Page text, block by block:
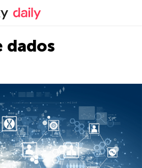
Blog oficial da Kaspersky
dados